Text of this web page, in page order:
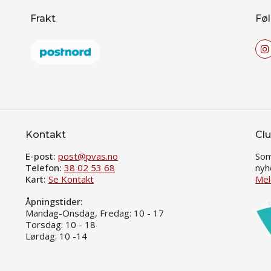
Frakt
Kontakt
E-post: post@pvas.no
Telefon: 38 02 53 68
Kart: Se Kontakt
Åpningstider:
Mandag-Onsdag, Fredag: 10 - 17
Torsdag: 10 - 18
Lørdag: 10 -14